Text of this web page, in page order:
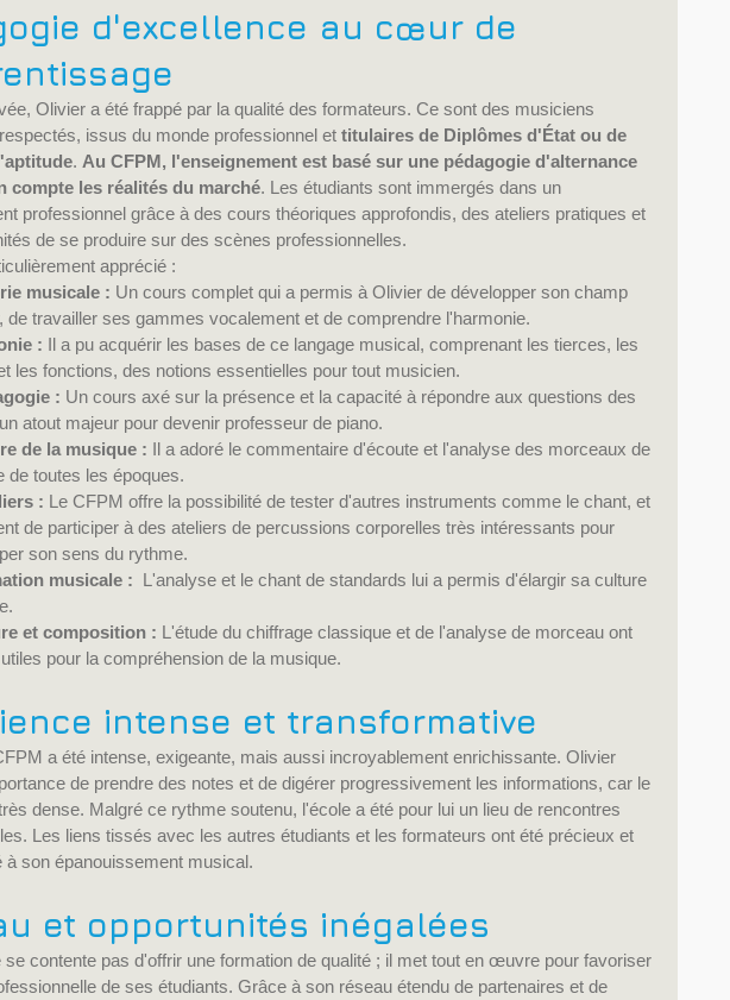
d'excellence au cœur de
Olivier a été frappé par la qualité des formateurs. Ce sont des musiciens
issus du monde professionnel et titulaires de Diplômes d'État ou de
. Au CFPM, l'enseignement est basé sur une pédagogie d'alternance
compte les réalités du marché. Les étudiants sont immergés dans un
professionnel grâce à des cours théoriques approfondis, des ateliers pratiques et
de se produire sur des scènes professionnelles.
apprécié :
musicale : Un cours complet qui a permis à Olivier de développer son champ
de travailler ses gammes vocalement et de comprendre l'harmonie.
: Il a pu acquérir les bases de ce langage musical, comprenant les tierces, les
les fonctions, des notions essentielles pour tout musicien.
: Un cours axé sur la présence et la capacité à répondre aux questions des
atout majeur pour devenir professeur de piano.
de la musique : Il a adoré le commentaire d'écoute et l'analyse des morceaux de
de toutes les époques.
: Le CFPM offre la possibilité de tester d'autres instruments comme le chant, et
de participer à des ateliers de percussions corporelles très intéressants pour
son sens du rythme.
musicale : L'analyse et le chant de standards lui a permis d'élargir sa culture
et composition : L'étude du chiffrage classique et de l'analyse de morceau ont
pour la compréhension de la musique.
intense et transformative
a été intense, exigeante, mais aussi incroyablement enrichissante. Olivier
de prendre des notes et de digérer progressivement les informations, car le
dense. Malgré ce rythme soutenu, l'école a été pour lui un lieu de rencontres
Les liens tissés avec les autres étudiants et les formateurs ont été précieux et
à son épanouissement musical.
et opportunités inégalées
se contente pas d'offrir une formation de qualité ; il met tout en œuvre pour favoriser
de ses étudiants. Grâce à son réseau étendu de partenaires et de